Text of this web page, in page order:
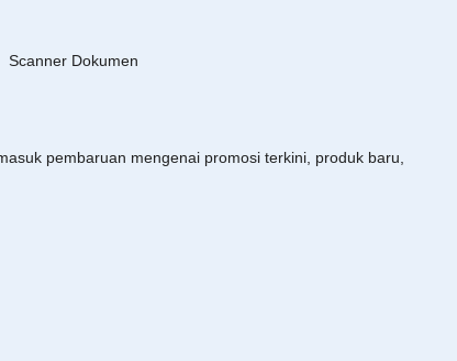
Scanner Dokumen
pembaruan mengenai promosi terkini, produk baru,